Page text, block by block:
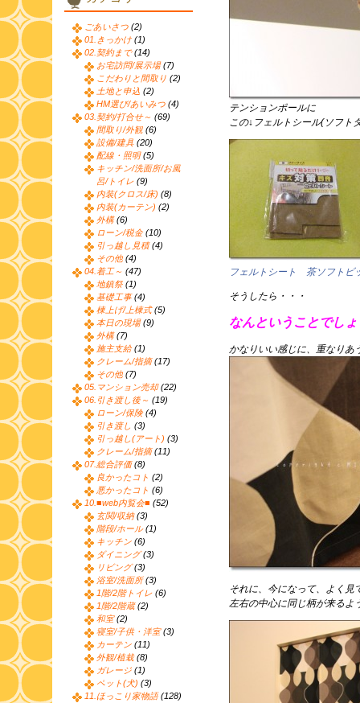
テンションポールに
この↓フェルトシール(ソフト
フェルトシート 茶ソフトビ
そうしたら・・・
なんということでし
かなりいい感じに、重なりあ
それに、今になって、よく見
左右の中心に同じ柄が来るよ
ごあいさつ (2)
01.きっかけ (1)
02.契約まで(14)
お宅訪問/展示場(7)
こだわりと間取り (2)
土地と申込 (2)
HM選び/あいみつ (4)
03.契約/打合せ～ (69)
間取り/外観 (6)
設備/建具 (20)
配線・照明(5)
キッチン/洗面所/お風
呂/トイレ (9)
内装(クロス/床) (8)
内装(カーテン) (2)
外構(6)
ローン/税金(10)
引っ越し見積(4)
その他 (4)
04.着工～ (47)
地鎮祭 (1)
基礎工事(4)
棟上げ/上棟式(5)
本日の現場(9)
外構(7)
施主支給(1)
クレーム/指摘(17)
その他 (7)
05.マンション売却(22)
06.引き渡し後～ (19)
ローン/保険(4)
引き渡し (3)
引っ越し(アート) (3)
クレーム/指摘(11)
07.総合評価(8)
良かったコト (2)
悪かったコト (6)
10.■web内覧会■ (52)
玄関/収納(3)
階段/ホール(1)
キッチン (6)
ダイニング(3)
リビング(3)
浴室/洗面所(3)
1階/2階トイレ (6)
1階/2階蔵(2)
和室(2)
寝室/子供・洋室(3)
カーテン (11)
外観/植栽(8)
ガレージ (1)
ペット(犬) (3)
11.ほっこり家物語(128)